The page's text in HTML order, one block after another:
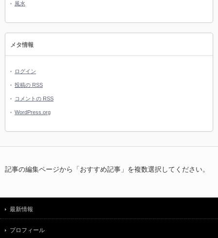
風水
メタ情報
ログイン
投稿の RSS
コメントの RSS
WordPress.org
記事の編集ページから「おすすめ記事」を複数選択してください。
最新情報
プロフィール